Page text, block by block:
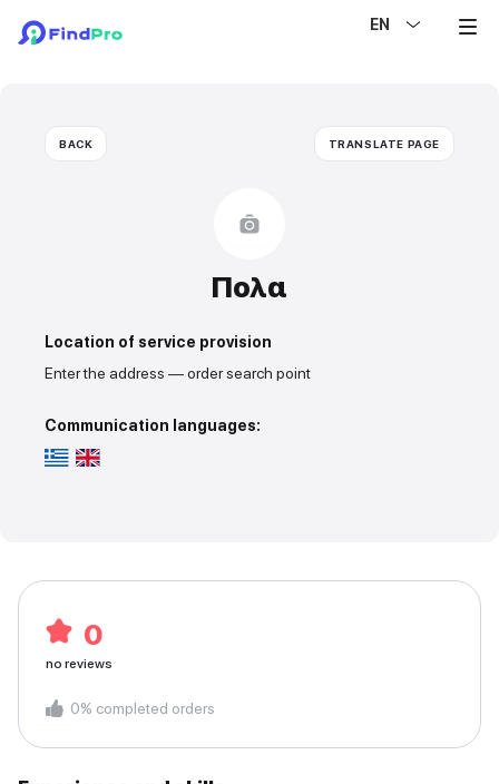
EN
Πολα
TRANSLATE PAGE
BACK
Location of service provision
Enter the address — order search point
Communication languages:
0
no reviews
0% completed orders